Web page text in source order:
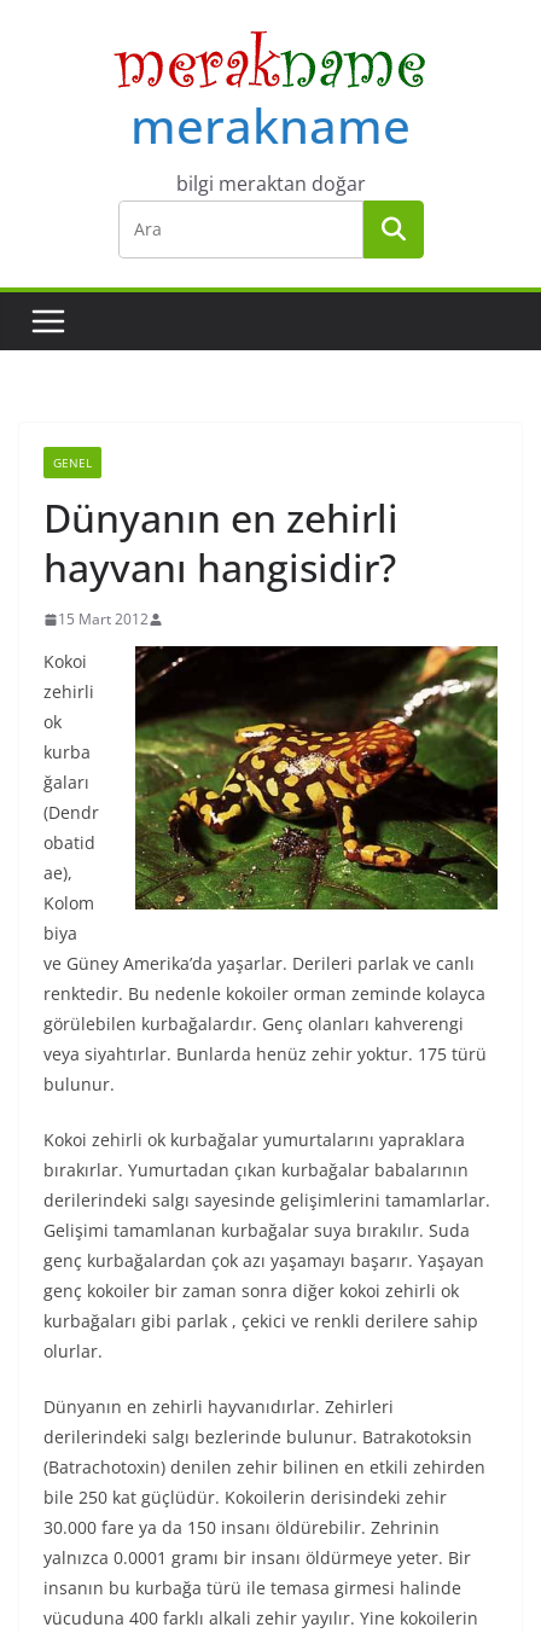
merakname
bilgi meraktan doğar
GENEL
Dünyanın en zehirli
hayvanı hangisidir?
15 Mart 2012
Kokoi
zehirli
ok
kurba
ğaları
(Dendr
obatid
ae),
Kolom
biya
ve Güney Amerika’da yaşarlar. Derileri parlak ve canlı
renktedir. Bu nedenle kokoiler orman zeminde kolayca
görülebilen kurbağalardır. Genç olanları kahverengi
veya siyahtırlar. Bunlarda henüz zehir yoktur. 175 türü
bulunur.
Kokoi zehirli ok kurbağalar yumurtalarını yapraklara
bırakırlar. Yumurtadan çıkan kurbağalar babalarının
derilerindeki salgı sayesinde gelişimlerini tamamlarlar.
Gelişimi tamamlanan kurbağalar suya bırakılır. Suda
genç kurbağalardan çok azı yaşamayı başarır. Yaşayan
genç kokoiler bir zaman sonra diğer kokoi zehirli ok
kurbağaları gibi parlak , çekici ve renkli derilere sahip
olurlar.
Dünyanın en zehirli hayvanıdırlar. Zehirleri
derilerindeki salgı bezlerinde bulunur. Batrakotoksin
(Batrachotoxin) denilen zehir bilinen en etkili zehirden
bile 250 kat güçlüdür. Kokoilerin derisindeki zehir
30.000 fare ya da 150 insanı öldürebilir. Zehrinin
yalnızca 0.0001 gramı bir insanı öldürmeye yeter. Bir
insanın bu kurbağa türü ile temasa girmesi halinde
vücuduna 400 farklı alkali zehir yayılır. Yine kokoilerin